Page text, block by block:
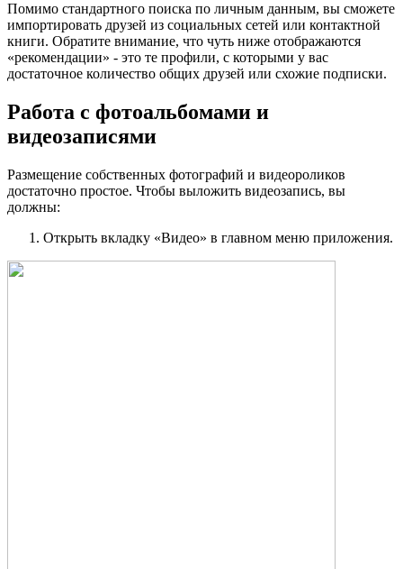
Помимо стандартного поиска по личным данным, вы сможете
импортировать друзей из социальных сетей или контактной
книги. Обратите внимание, что чуть ниже отображаются
«рекомендации» - это те профили, с которыми у вас
достаточное количество общих друзей или схожие подписки.
Работа с фотоальбомами и
видеозаписями
Размещение собственных фотографий и видеороликов
достаточно простое. Чтобы выложить видеозапись, вы
должны:
Открыть вкладку «Видео» в главном меню приложения.